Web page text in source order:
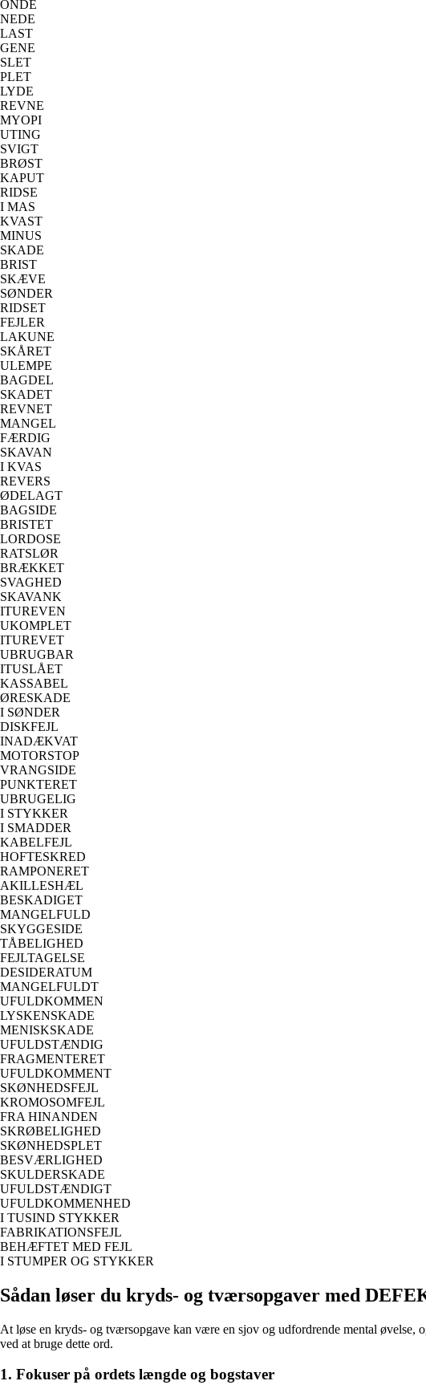
ONDE
NEDE
LAST
GENE
SLET
PLET
LYDE
REVNE
MYOPI
UTING
SVIGT
BRØST
KAPUT
RIDSE
I MAS
KVAST
MINUS
SKADE
BRIST
SKÆVE
SØNDER
RIDSET
FEJLER
LAKUNE
SKÅRET
ULEMPE
BAGDEL
SKADET
REVNET
MANGEL
FÆRDIG
SKAVAN
I KVAS
REVERS
ØDELAGT
BAGSIDE
BRISTET
LORDOSE
RATSLØR
BRÆKKET
SVAGHED
SKAVANK
ITUREVEN
UKOMPLET
ITUREVET
UBRUGBAR
ITUSLÅET
KASSABEL
ØRESKADE
I SØNDER
DISKFEJL
INADÆKVAT
MOTORSTOP
VRANGSIDE
PUNKTERET
UBRUGELIG
I STYKKER
I SMADDER
KABELFEJL
HOFTESKRED
RAMPONERET
AKILLESHÆL
BESKADIGET
MANGELFULD
SKYGGESIDE
TÅBELIGHED
FEJLTAGELSE
DESIDERATUM
MANGELFULDT
UFULDKOMMEN
LYSKENSKADE
MENISKSKADE
UFULDSTÆNDIG
FRAGMENTERET
UFULDKOMMENT
SKØNHEDSFEJL
KROMOSOMFEJL
FRA HINANDEN
SKRØBELIGHED
SKØNHEDSPLET
BESVÆRLIGHED
SKULDERSKADE
UFULDSTÆNDIGT
UFULDKOMMENHED
I TUSIND STYKKER
FABRIKATIONSFEJL
BEHÆFTET MED FEJL
I STUMPER OG STYKKER
Sådan løser du kryds- og tværsopgaver med
At løse en kryds- og tværsopgave kan være en sjov og udfordrende mental
ved at bruge dette ord.
1. Fokuser på ordets længde og bogstaver